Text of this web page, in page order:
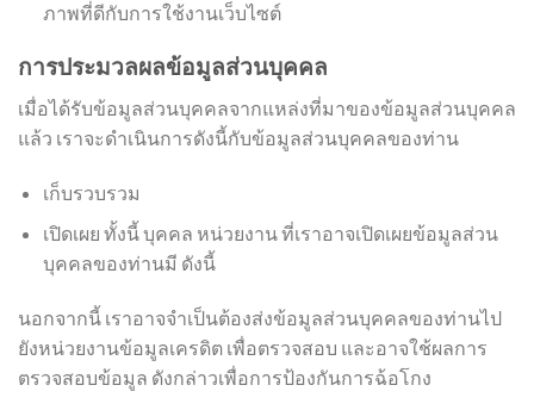
ภาพที่ดีกับการใช้งานเว็บไซต์
การประมวลผลข้อมูลส่วนบุคคล
เมื่อได้รับข้อมูลส่วนบุคคลจากแหล่งที่มาของข้อมูลส่วนบุคคล
แล้ว เราจะดำเนินการดังนี้กับข้อมูลส่วนบุคคลของท่าน
เก็บรวบรวม
เปิดเผย ทั้งนี้ บุคคล หน่วยงาน ที่เราอาจเปิดเผยข้อมูลส่วน
บุคคลของท่านมี ดังนี้
นอกจากนี้ เราอาจจำเป็นต้องส่งข้อมูลส่วนบุคคลของท่านไป
ยังหน่วยงานข้อมูลเครดิต เพื่อตรวจสอบ และอาจใช้ผลการ
ตรวจสอบข้อมูล ดังกล่าวเพื่อการป้องกันการฉ้อโกง